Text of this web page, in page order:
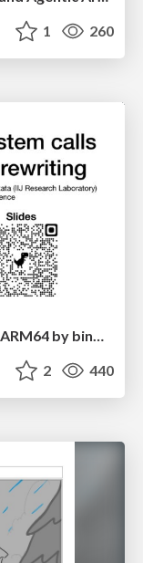
1 260
svc-hook: hooking system calls on ARM64 by binary rewriting
2 440